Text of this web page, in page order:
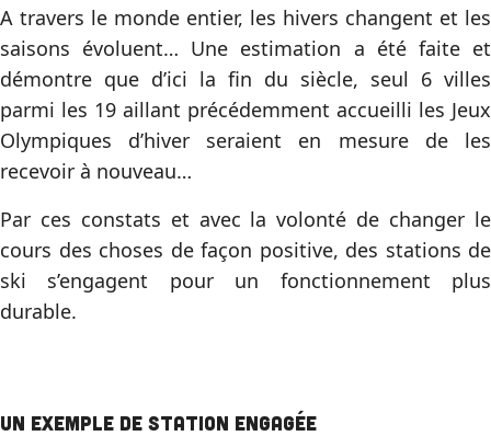
A travers le monde entier, les hivers changent et les
saisons évoluent… Une estimation a été faite et
démontre que d’ici la fin du siècle, seul 6 villes
parmi les 19 aillant précédemment accueilli les Jeux
Olympiques d’hiver seraient en mesure de les
recevoir à nouveau…
Par ces constats et avec la volonté de changer le
cours des choses de façon positive, des stations de
ski s’engagent pour un fonctionnement plus
durable.
Un exemple de station engagée